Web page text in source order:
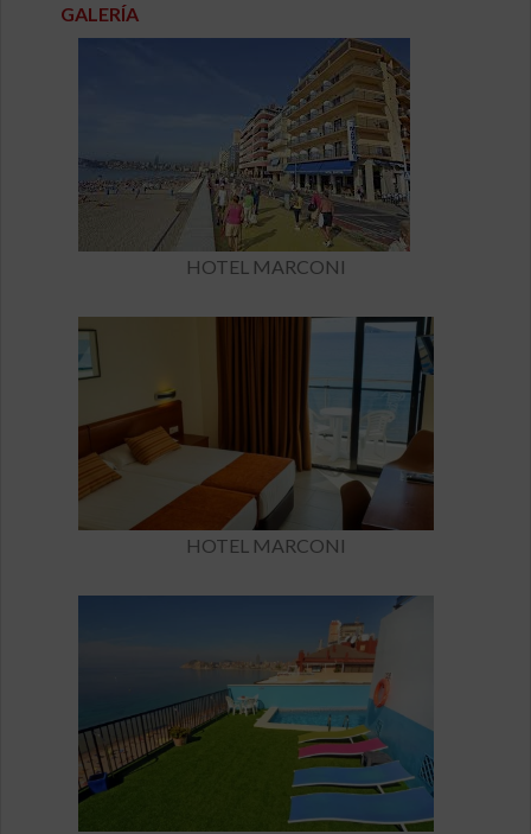
GALERÍA
HOTEL MARCONI
HOTEL MARCONI